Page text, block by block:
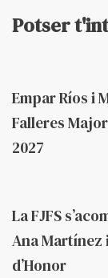
Potser
Empar Ríos i
Falleres
2027
La FJFS
Ana Martínez
d’Honor